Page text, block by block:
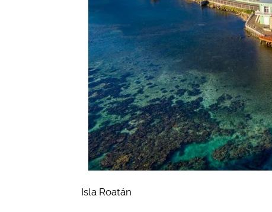
Isla Roatán